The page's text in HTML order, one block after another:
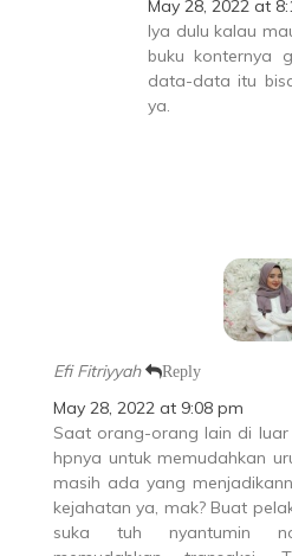
May 28, 2022 at
Iya dulu kalau
buku konternya
data-data itu
ya.
Efi Fitriyyah Reply
May 28, 2022 at 9:08 pm
Saat orang-orang lain di
hpnya untuk memudahkan
masih ada yang
kejahatan ya, mak? Buat
suka tuh nyantumin